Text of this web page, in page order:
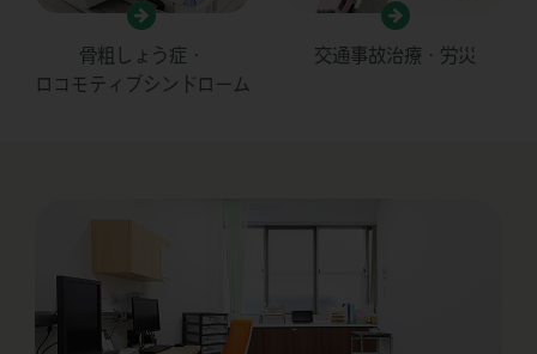
骨粗しょう症・
ロコモティブシンドローム
交通事故治療・労災